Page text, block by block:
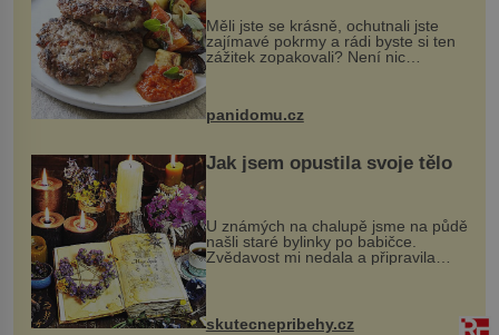
Měli jste se krásně, ochutnali jste
zajímavé pokrmy a rádi byste si ten
zážitek zopakovali? Není nic
snazšího. Pljeskavica (10 porcí)
Možná jste ji ochutnali na dovolené v
panidomu.cz
Jak jsem opustila svoje tělo
U známých na chalupě jsme na půdě
našli staré bylinky po babičce.
Zvědavost mi nedala a připravila
jsem si z nich lektvar… Zimní pobyt
na chalupě se pro mě vlastní vinou
změnil v děsivý zážitek, na kt...
skutecnepribehy.cz